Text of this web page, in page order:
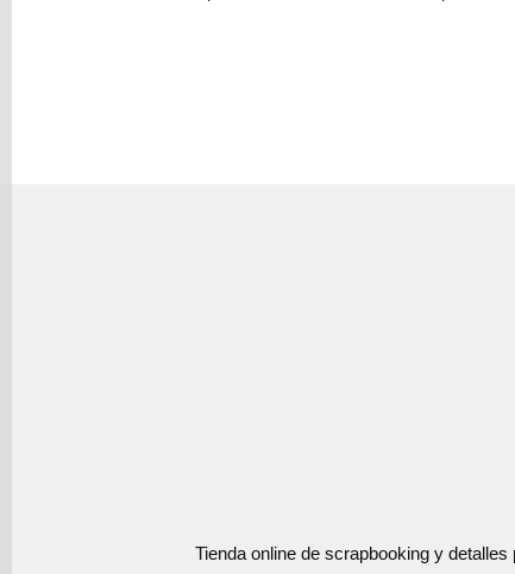
Tienda online de scrapbooking y